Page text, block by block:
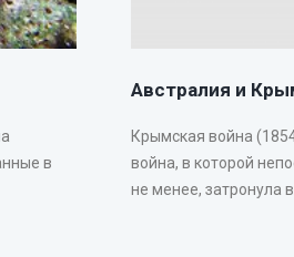
в
Австралия и
Крымская война
война, в которой
не менее, затронула